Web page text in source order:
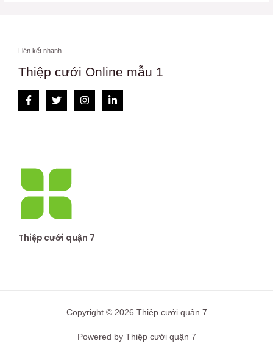
Liên kết nhanh
Thiệp cưới Online mẫu 1
Thiệp cưới quận 7
Copyright © 2026 Thiệp cưới quận 7
Powered by Thiệp cưới quận 7